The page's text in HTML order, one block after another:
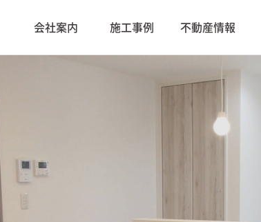
会社案内 施工事例 不動産情報